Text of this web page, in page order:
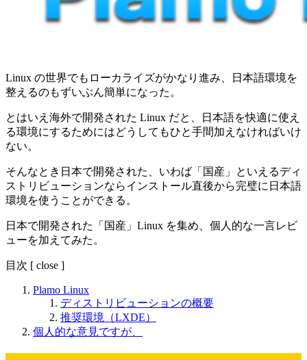
Linux の世界でもローカライズがかなり進み、日本語環境を
整えるのもずいぶん簡単になった。
とはいえ海外で開発された Linux だと、日本語を快適に使え
る環境にするためにはどうしてもひと手間加えなければいけ
ない。
そんなとき日本で開発された、いわば「国産」といえるディ
ストリビューションならインストール直後から完璧に日本語
環境を使うことができる。
日本で開発された「国産」Linux を集め、個人的な一言レビ
ューを加えてみた。
目次 [ close ]
Plamo Linux
ディストリビューションの概要
推奨環境（LXDE）
個人的な意見ですが、